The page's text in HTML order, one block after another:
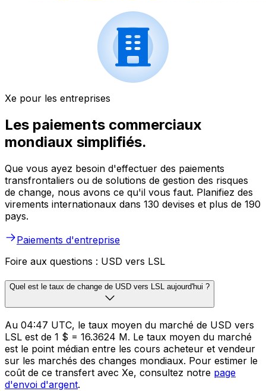
Xe pour les entreprises
Les paiements commerciaux
mondiaux simplifiés.
Que vous ayez besoin d'effectuer des paiements
transfrontaliers ou de solutions de gestion des risques
de change, nous avons ce qu'il vous faut. Planifiez des
virements internationaux dans 130 devises et plus de 190
pays.
Paiements d'entreprise
Foire aux questions : USD vers LSL
Quel est le taux de change de USD vers LSL aujourd'hui ?
Au 04:47 UTC, le taux moyen du marché de USD vers
LSL est de 1 $ = 16.3624 M. Le taux moyen du marché
est le point médian entre les cours acheteur et vendeur
sur les marchés des changes mondiaux. Pour estimer le
coût de ce transfert avec Xe, consultez notre page
d'envoi d'argent.